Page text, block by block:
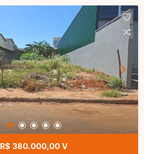
R$ 380.000,00 V